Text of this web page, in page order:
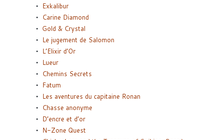
Exkalibur
Carine Diamond
Gold & Crystal
Le jugement de Salomon
L’Elixir d’Or
Lueur
Chemins Secrets
Fatum
Les aventures du capitaine Ronan
Chasse anonyme
D’encre et d’or
N-Zone Quest